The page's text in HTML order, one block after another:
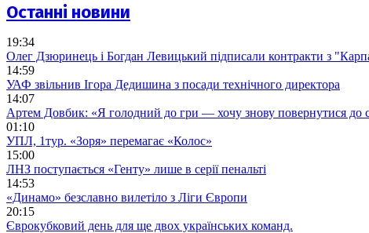
Останні новини
19:34
Олег Дзюринець і Богдан Левицький підписали контракти з
14:59
УАФ звільнив Ігора Дедишина з посади технічного директора
14:07
Артем Довбик: «Я голодний до гри — хочу знову повернутися до
01:10
УПЛ, 1тур. «Зоря» перемагає «Колос»
15:00
ЛНЗ поступається «Генту» лише в серії пенальті
14:53
«Динамо» безславно вилетіло з Ліги Європи
20:15
Єврокубковий день для ще двох українських команд.